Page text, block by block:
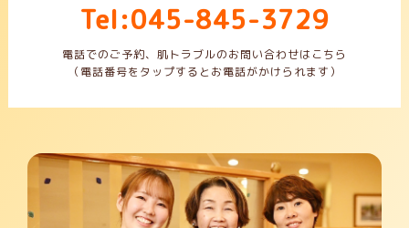
Tel:045-845-3729
電話でのご予約、肌トラブルのお問い合わせはこちら
（電話番号をタップするとお電話がかけられます）